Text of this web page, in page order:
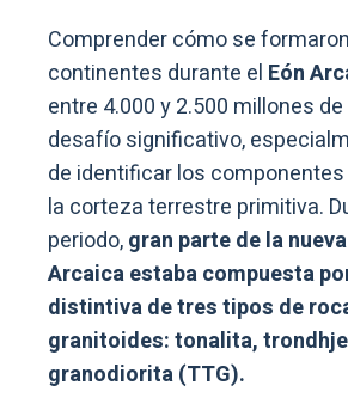
Comprender cómo se
continentes durante el Eón
entre 4.000 y 2.500 millones
desafío significativo,
de identificar los
la corteza terrestre primitiva.
periodo,gran parte de la
Arcaica estaba compuesta
distintiva de tres tipos de
granitoides: tonalita,
granodiorita (TTG).